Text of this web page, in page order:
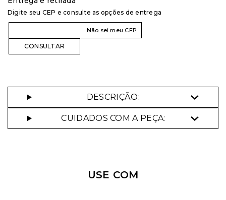
Selecione o tamanho que você deseja:
Digite seu CEP e consulte as opções de entrega
Não sei meu CEP
DESCRIÇÃO:
CUIDADOS COM A PEÇA:
USE COM